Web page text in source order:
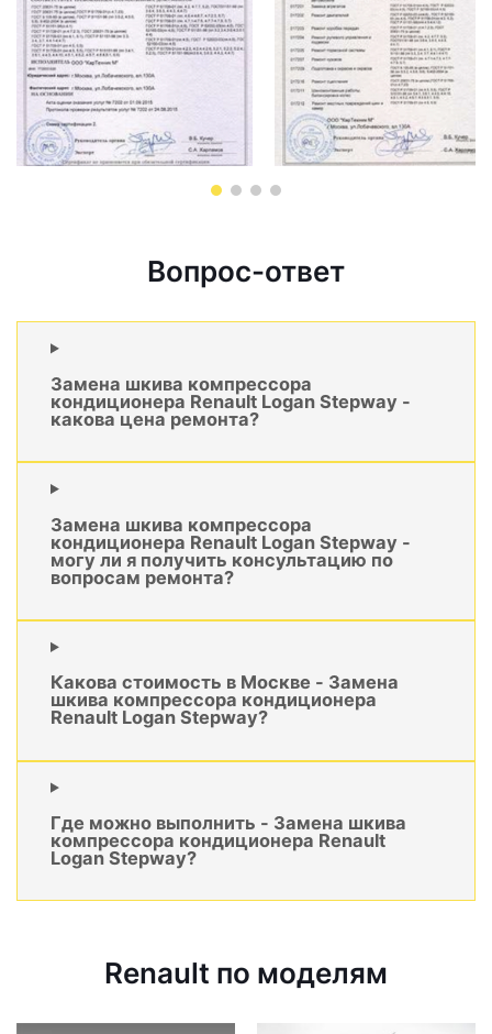
Вопрос-ответ
Замена шкива компрессора
кондиционера Renault Logan Stepway -
какова цена ремонта?
Замена шкива компрессора
кондиционера Renault Logan Stepway -
могу ли я получить консультацию по
вопросам ремонта?
Какова стоимость в Москве - Замена
шкива компрессора кондиционера
Renault Logan Stepway?
Где можно выполнить - Замена шкива
компрессора кондиционера Renault
Logan Stepway?
Renault по моделям